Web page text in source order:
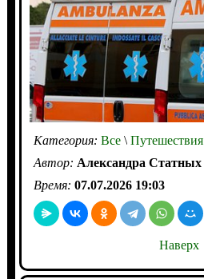
Категория: Все\Путешествия
Автор: Александра Статных
Время: 07.07.2026 19:03
Наверх